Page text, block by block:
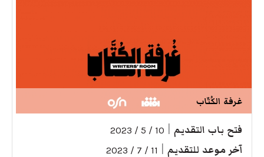
غرفة الكُتّاب
فتح باب التقديم 10 / 5 / 2023
آخر موعد للتقديم 11 / 7 / 2023